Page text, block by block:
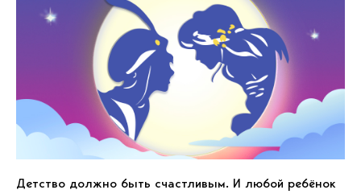
Детство должно быть счастливым. И любой ребёнок